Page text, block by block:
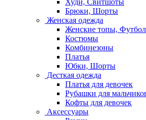
Худи, Свитшоты
Брюки, Шорты
Женская одежда
Женские топы,
Костюмы
Комбинезоны
Платья
Юбки, Шорты
Десткая одежда
Платья для девочек
Рубашки для
Кофты для девочек
Аксессуары